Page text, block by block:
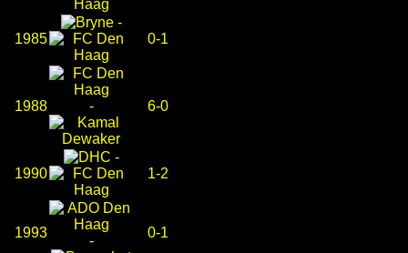
1985
-
0-1
1988 - 6-0
1990
-
1-2
1993
-
0-1